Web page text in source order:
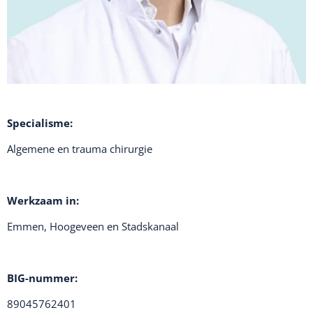
Specialisme:
Algemene en trauma chirurgie
Werkzaam in:
Emmen, Hoogeveen en Stadskanaal
BIG-nummer:
89045762401